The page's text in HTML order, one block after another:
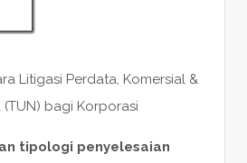
Litigasi Perdata, Komersial &
bagi Korporasi
tipologi penyelesaian